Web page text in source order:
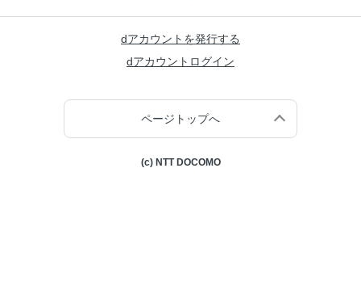
dアカウントを発行する
dアカウントログイン
ページトップへ
(c) NTT DOCOMO